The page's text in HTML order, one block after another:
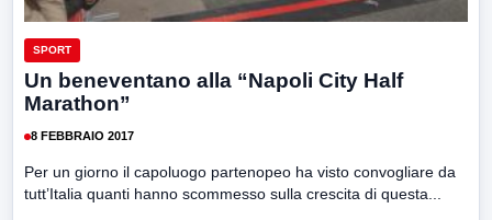
SPORT
Un beneventano alla “Napoli City Half
Marathon”
8 FEBBRAIO 2017
Per un giorno il capoluogo partenopeo ha visto convogliare da
tutt’Italia quanti hanno scommesso sulla crescita di questa...